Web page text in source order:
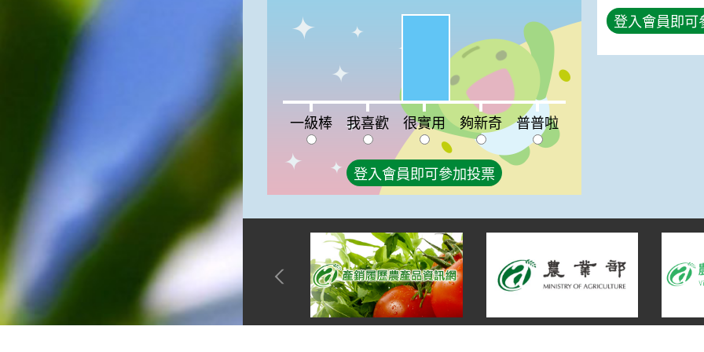
俗諺的意思是：立秋這一天如
果打雷，對二期水稻的收成會
言，立秋日是十分忌諱打雷的
月秋，秋後油」這句俗諺的意
思是：根據老一輩人的說法，
如果立秋這一天是在農曆六
月，則漁民的作業期會比較早
結束；如果「立秋日」在七
月，則天氣會持續穩定，今年
的捕魚季節就會比較長，而漁
民們的收入也會相對提高呢！
一級棒:0%我喜歡:0% 夠新奇:0%普普啦:0%
一級棒 我喜歡 很實用 夠新奇 普普啦
登入會員即可參加投票
登入會員即可